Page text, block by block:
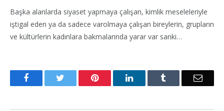
Başka alanlarda siyaset yapmaya çalışan, kimlik meseleleriyle
iştigal eden ya da sadece varolmaya çalışan bireylerin, grupların
ve kültürlerin kadınlara bakmalarında yarar var sanki…
Facebook Pinterest LinkedIn Email